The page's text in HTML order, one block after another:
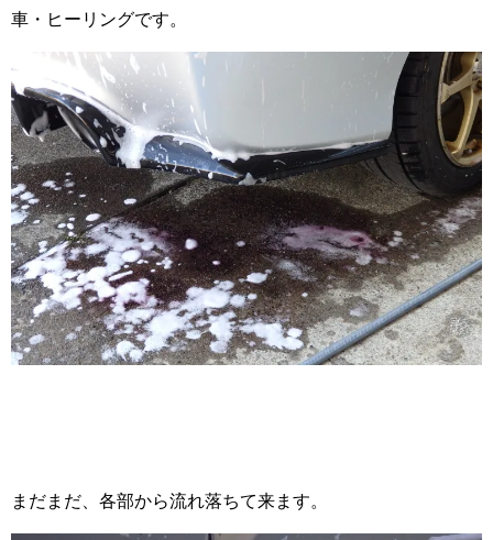
車・ヒーリングです。
まだまだ、各部から流れ落ちて来ます。